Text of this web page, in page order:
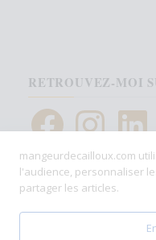
RETROUVEZ-MOI
FacebookInstagram
Fièrement
mangeurdecailloux.com
l'audience, personnaliser
partager les articles.